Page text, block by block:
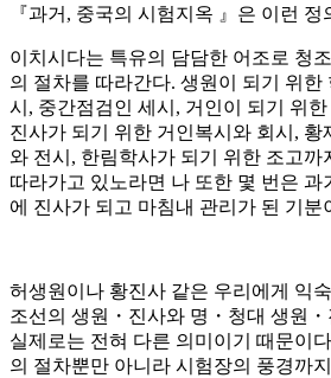
『과거, 중국의 시험지옥 』은 이런
이치시다는 특유의 담담한 어조로 청
의 절차를 따라간다. 생원이 되기 위한
시, 중간점검인 세시, 거인이 되기 위
진사가 되기 위한 거인복시와 회시, 황
와 전시, 한림학사가 되기 위한 조고까
따라가고 있노라면 나 또한 몇 번은 과
에 진사가 되고 마침내 관리가 된 기분
허생원이나 황진사 같은 우리에게 익
조선의 생원・진사와 명・청대 생원
실제로는 전혀 다른 의미이기 때문이
의 절차뿐만 아니라 시험장의 풍경까